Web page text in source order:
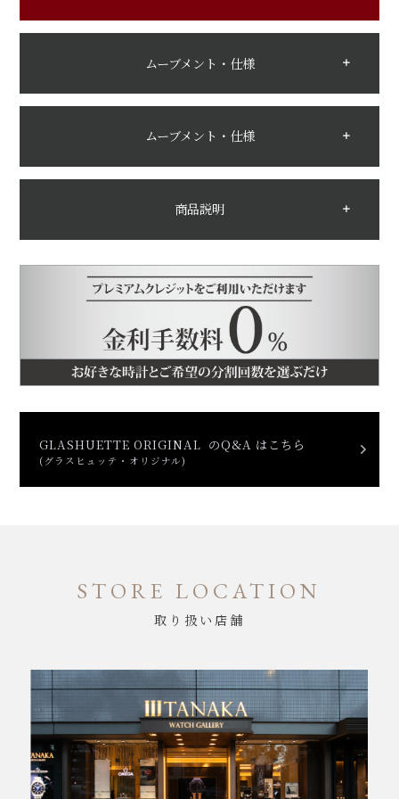
ムーブメント・仕様
ムーブメント・仕様
商品説明
GLASHUETTE ORIGINAL のQ&A はこちら
(グラスヒュッテ・オリジナル)
STORE LOCATION
取り扱い店舗